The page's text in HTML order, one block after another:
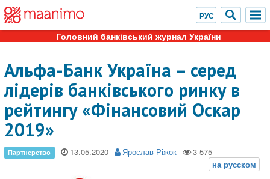
Головний банківський журнал України
Альфа-Банк Україна – серед
лідерів банківського ринку в
рейтингу «Фінансовий Оскар
2019»
13.05.2020 Ярослав Ріжок